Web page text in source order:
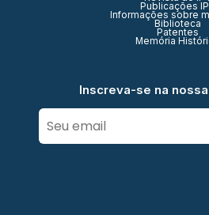
Publicações
Informações sobre
Biblioteca
Patentes
Memória
Inscreva-se na